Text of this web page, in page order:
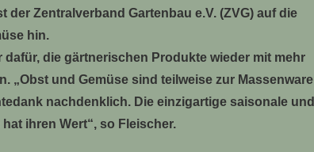
Zentralverband Gartenbau e.V. (ZVG) auf die
hin.
die gärtnerischen Produkte wieder mit mehr
„Obst und Gemüse sind teilweise zur Massenware
nachdenklich. Die einzigartige saisonale und
ihren Wert“, so Fleischer.